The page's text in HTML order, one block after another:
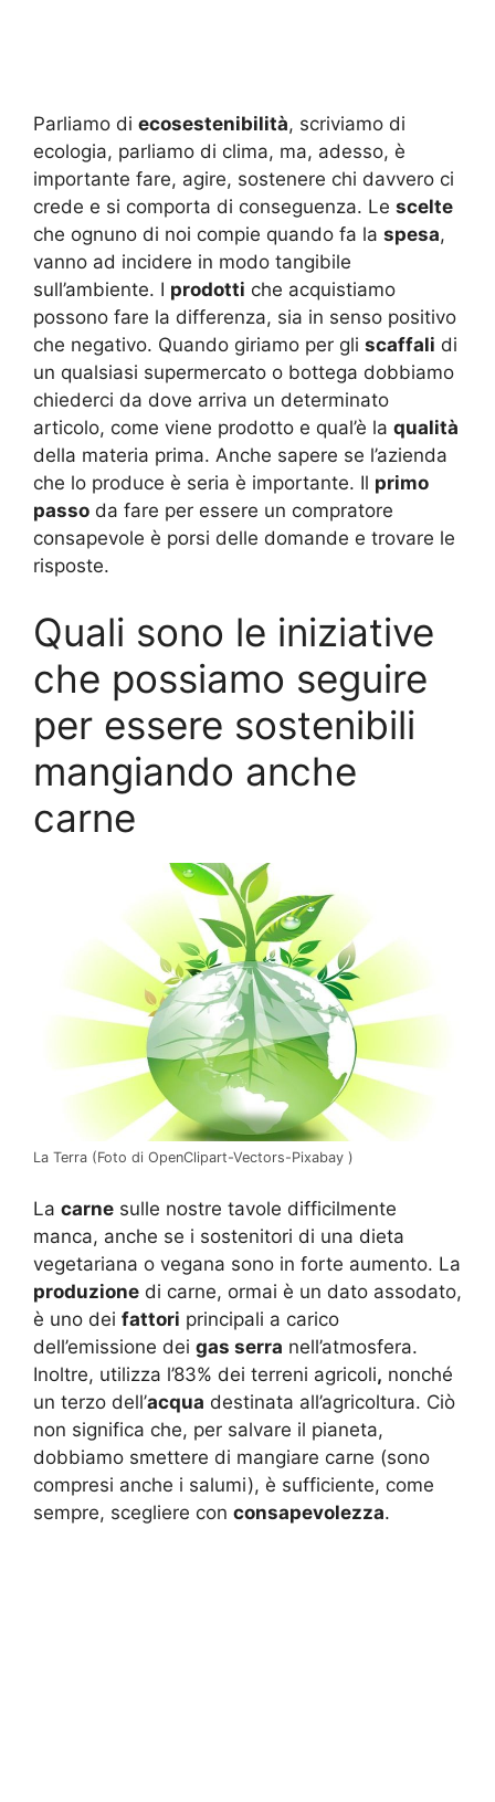
Parliamo di ecosestenibilità, scriviamo di
ecologia, parliamo di clima, ma, adesso, è
importante fare, agire, sostenere chi davvero ci
crede e si comporta di conseguenza. Le scelte
che ognuno di noi compie quando fa la spesa,
vanno ad incidere in modo tangibile
sull’ambiente. I prodotti che acquistiamo
possono fare la differenza, sia in senso positivo
che negativo. Quando giriamo per gli scaffali di
un qualsiasi supermercato o bottega dobbiamo
chiederci da dove arriva un determinato
articolo, come viene prodotto e qual’è la qualità
della materia prima. Anche sapere se l’azienda
che lo produce è seria è importante. Il primo
passo da fare per essere un compratore
consapevole è porsi delle domande e trovare le
risposte.
Quali sono le iniziative
che possiamo seguire
per essere sostenibili
mangiando anche
carne
La Terra (Foto di OpenClipart-Vectors-Pixabay )
La carne sulle nostre tavole difficilmente
manca, anche se i sostenitori di una dieta
vegetariana o vegana sono in forte aumento. La
produzione di carne, ormai è un dato assodato,
è uno dei fattori principali a carico
dell’emissione dei gas serra nell’atmosfera.
Inoltre, utilizza l’83% dei terreni agricoli, nonché
un terzo dell’acqua destinata all’agricoltura. Ciò
non significa che, per salvare il pianeta,
dobbiamo smettere di mangiare carne (sono
compresi anche i salumi), è sufficiente, come
sempre, scegliere con consapevolezza.